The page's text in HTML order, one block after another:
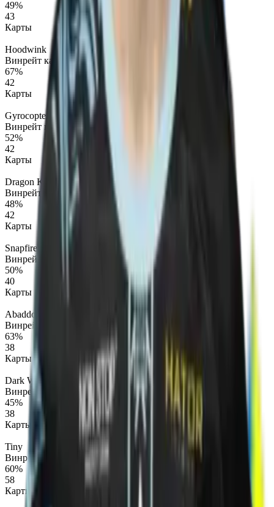
49%
43
Карты
Hoodwink
Винрейт карт
67%
42
Карты
Gyrocopter
Винрейт карт
52%
42
Карты
Dragon Knight
Винрейт карт
48%
42
Карты
Snapfire
Винрейт карт
50%
40
Карты
Abaddon
Винрейт карт
63%
38
Карты
Dark Willow
Винрейт карт
45%
38
Карты
Tiny
Винрейт карт
60%
58
Карты